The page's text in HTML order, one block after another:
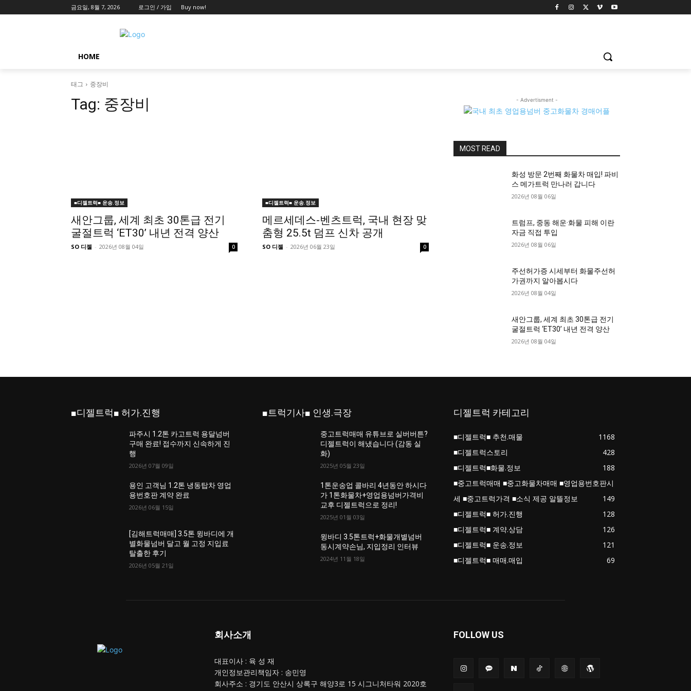
금요일, 8월 7, 2026 로그인 / 가입 Buy now!
HOME
태그 중장비
Tag: 중장비
■디젤트럭■ 운송.정보
새안그룹, 세계 최초 30톤급 전기
굴절트럭 ‘ET30’ 내년 전격 양산
SO 디젤 - 2026년 08월 04일 0
■디젤트럭■ 운송.정보
메르세데스-벤츠트럭, 국내 현장 맞
춤형 25.5t 덤프 신차 공개
SO 디젤 - 2026년 06월 23일 0
- Advertisment -
MOST READ
화성 방문 2번째 화물차 매입! 파비
스 메가트럭 만나러 갑니다
2026년 08월 06일
트럼프, 중동 해운·화물 피해 이란
자금 직접 투입
2026년 08월 06일
주선허가증 시세부터 화물주선허
가권까지 알아봅시다
2026년 08월 04일
새안그룹, 세계 최초 30톤급 전기
굴절트럭 ‘ET30’ 내년 전격 양산
2026년 08월 04일
■디젤트럭■ 허가.진행
파주시 1.2톤 카고트럭 용달넘버
구매 완료! 접수까지 신속하게 진
행
2026년 07월 09일
용인 고객님 1.2톤 냉동탑차 영업
용번호판 계약 완료
2026년 06월 15일
[김해트럭매매] 3.5톤 윙바디에 개
별화물넘버 달고 월 고정 지입료
탈출한 후기
2026년 05월 21일
■트럭기사■ 인생.극장
중고트럭매매 유튜브로 실버버튼?
디젤트럭이 해냈습니다 (감동 실
화)
2025년 05월 23일
1톤운송업 콜바리 4년동안 하시다
가 1톤화물차+영업용넘버가격비
교후 디젤트럭으로 정리!
2025년 01월 03일
윙바디 3.5톤트럭+화물개별넘버
동시계약손님, 지입정리 인터뷰
2024년 11월 18일
디젤트럭 카테고리
■디젤트럭■ 추천.매물
1168
■디젤트럭스토리
428
■디젤트럭■화물.정보
188
■중고트럭매매 ■중고화물차매매 ■영업용번호판시
세 ■중고트럭가격 ■소식 제공 알뜰정보
149
■디젤트럭■ 허가.진행
128
■디젤트럭■ 계약.상담
126
■디젤트럭■ 운송.정보
121
■디젤트럭■ 매매.매입
69
회사소개
대표이사 : 육 성 재
개인정보관리책임자 : 송민영
회사주소 : 경기도 안산시 상록구 해양3로 15 시그니처타워 2020호
FOLLOW US